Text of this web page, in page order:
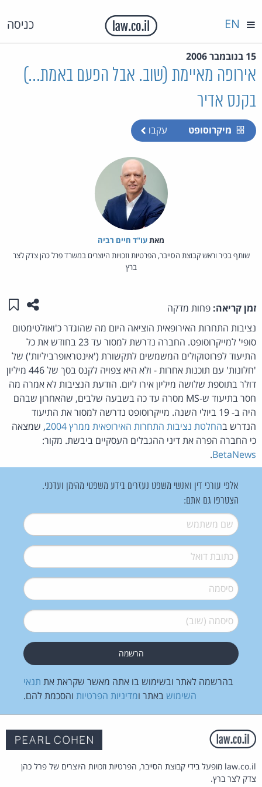
כניסה EN
15 בנובמבר 2006
אירופה מאיימת (שוב. אבל הפעם באמת...)
בקנס אדיר
מיקרוסופט עקבו
מאת‏עו"ד חיים רביה
שותף בכיר וראש קבוצת הסייבר, הפרטיות וזכויות היוצרים במשרד פרל כהן צדק לצר
ברץ
זמן קריאה: פחות מדקה שתפו
נציבות התחרות האירופאית הוציאה היום מה שהוגדר כ'ואולטימטום
סופי' למייקרוסופט. החברה נדרשת למסור עד 23 בחודש את כל
התיעוד לפרוטוקולים המשמשים לתקשורת ('אינטראופרביליות') של
'חלונות' עם תוכנות אחרות - ולא היא צפויה לקנס בסך של 446 מיליון
דולר בתוספת שלושה מיליון אירו ליום. הודעת הנציבות לא אמרה מה
חסר בתיעוד ש-MS מסרה עד כה בשבעה שלבים, שהאחרון שבהם
היה ב- 19 ביולי השנה. מייקרוסופט נדרשה למסור את התיעוד
הנדרש בהחלטת נציבות התחרות האירופאית ממרץ 2004
, שמצאה
כי החברה הפרה את דיני ההגבלים העסקיים ביבשת. מקור:
BetaNews
.
אלפי עורכי דין ואנשי משפט נעזרים בידע משפטי מהימן ועדכני.
הצטרפו גם אתם:
שם משתמש*
דואל*
סיסמה*
סיסמה (שוב)*
בהרשמה לאתר ובשימוש בו אתה מאשר שקראת את תנאי
השימוש באתר ומדיניות הפרטיות והסכמת להם.
law.co.il מופעל בידי קבוצת הסייבר, הפרטיות וזכויות היוצרים של פרל כהן
צדק לצר ברץ.